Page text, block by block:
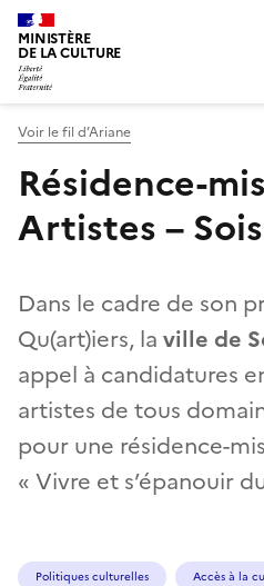
MINISTÈRE
DE LA CULTURE
Voir le fil d’Ariane
Résidence-
Artistes –
Dans le cadre de son
Qu(art)iers, la ville de
appel à candidatures
artistes de tous
pour une résidence-
« Vivre et s’épanouir
Politiques culturelles Accès à la